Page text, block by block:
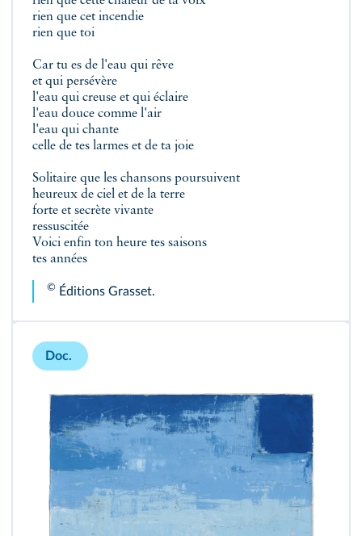
rien que cet incendie
rien que toi
Car tu es de l'eau qui rêve
et qui persévère
l'eau qui creuse et qui éclaire
l'eau douce comme l'air
l'eau qui chante
celle de tes larmes et de ta joie
Solitaire que les chansons poursuivent
heureux de ciel et de la terre
forte et secrète vivante
ressuscitée
Voici enfin ton heure tes saisons
tes années
© Éditions Grasset.
Doc.